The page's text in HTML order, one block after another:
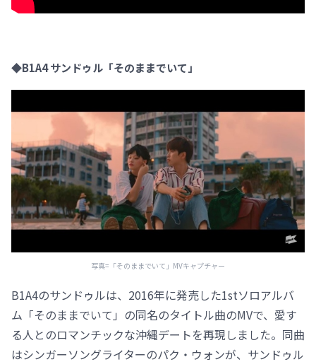
◆B1A4 サンドゥル「そのままでいて」
写真=「そのままでいて」MVキャプチャー
B1A4のサンドゥルは、2016年に発売した1stソロアルバ
ム「そのままでいて」の同名のタイトル曲のMVで、愛す
る人とのロマンチックな沖縄デートを再現しました。同曲
はシンガーソングライターのパク・ウォンが、サンドゥル